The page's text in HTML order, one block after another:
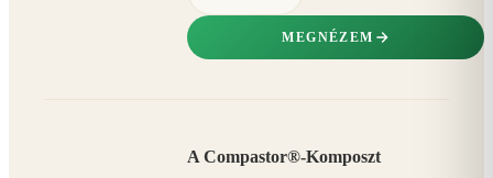
MEGNÉZEM
A Compastor®-Komposzt